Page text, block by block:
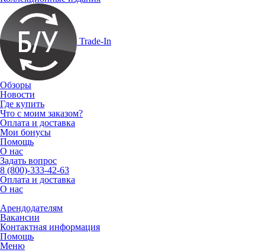
Trade-In
Обзоры
Новости
Где купить
Что с моим заказом?
Оплата и доставка
Мои бонусы
Помощь
О нас
Задать вопрос
8 (800)-333-42-63
Оплата и доставка
О нас
Арендодателям
Вакансии
Контактная информация
Помощь
Меню